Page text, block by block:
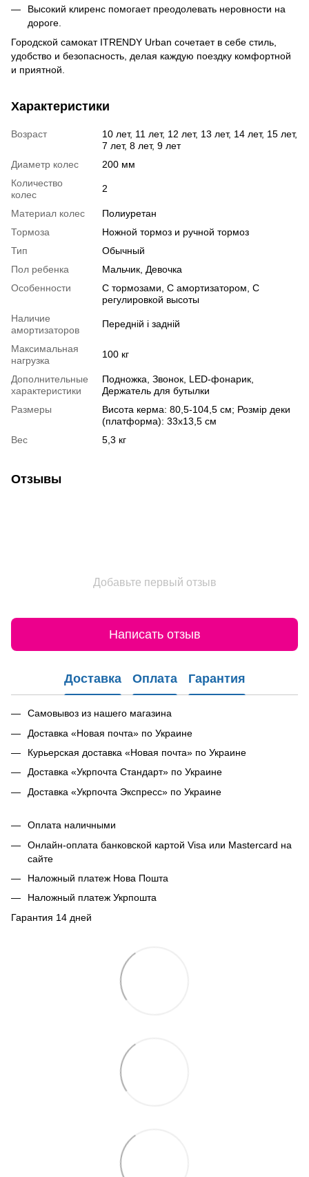
Высокий клиренс помогает преодолевать неровности на
дороге.
Городской самокат ITRENDY Urban сочетает в себе стиль,
удобство и безопасность, делая каждую поездку комфортной
и приятной.
Характеристики
Возраст
10 лет, 11 лет, 12 лет, 13 лет, 14 лет, 15 лет,
7 лет, 8 лет, 9 лет
Диаметр колес
200 мм
Количество
колес
2
Материал колес
Полиуретан
Тормоза
Ножной тормоз и ручной тормоз
Тип
Обычный
Пол ребенка
Мальчик, Девочка
Особенности
С тормозами, С амортизатором, С
регулировкой высоты
Наличие
амортизаторов
Передній і задній
Максимальная
нагрузка
100 кг
Дополнительные
характеристики
Подножка, Звонок, LED-фонарик,
Держатель для бутылки
Размеры
Висота керма: 80,5-104,5 см; Розмір деки
(платформа): 33х13,5 см
Вес
5,3 кг
Отзывы
Добавьте первый отзыв
Написать отзыв
Доставка Оплата Гарантия
Самовывоз из нашего магазина
Доставка «Новая почта» по Украине
Курьерская доставка «Новая почта» по Украине
Доставка «Укрпочта Стандарт» по Украине
Доставка «Укрпочта Экспресс» по Украине
Оплата наличными
Онлайн-оплата банковской картой Visa или Mastercard на
сайте
Наложный платеж Нова Пошта
Наложный платеж Укрпошта
Гарантия 14 дней